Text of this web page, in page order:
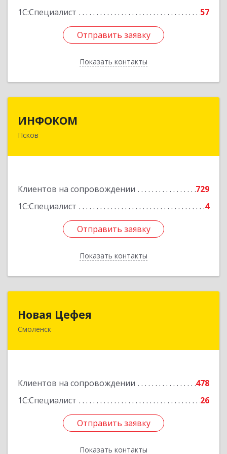
1С:Специалист
57
Отправить заявку
Показать контакты
Отправить заявку
Назад
ИНФОКОМ
Псков
Клиентов на сопровождении
729
1С:Специалист
4
Отправить заявку
Показать контакты
180000, Псковская обл, Псков г, Советская ул,
Отправить заявку
Назад
Новая Цефея
Смоленск
Клиентов на сопровождении
478
1С:Специалист
26
Отправить заявку
Показать контакты
214018, Смоленская обл, Смоленск г, Раевского
Отправить заявку
Назад